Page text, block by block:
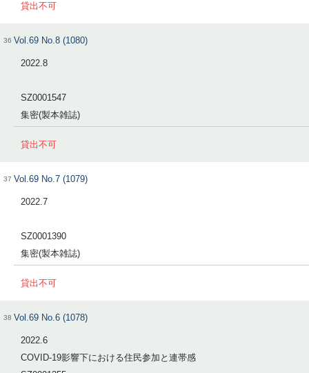
貸出不可
36 Vol.69 No.8 (1080)
2022.8
SZ0001547
集密(製本雑誌)
貸出不可
37 Vol.69 No.7 (1079)
2022.7
SZ0001390
集密(製本雑誌)
貸出不可
38 Vol.69 No.6 (1078)
2022.6
COVID-19影響下における住民参加と連帯感